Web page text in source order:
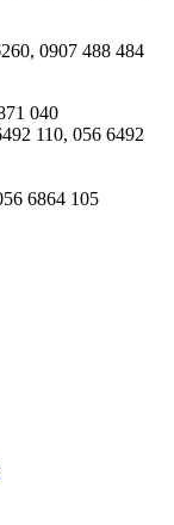
0907 488 484
040
110, 056 6492
6864 105